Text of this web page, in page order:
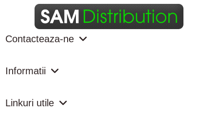
Contacteaza-ne
Informatii
Linkuri utile